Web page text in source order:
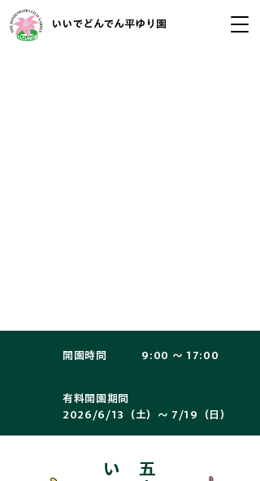
いいでどんでん平ゆり園
開園時間 9:00 ～ 17:00
有料開園期間
2026/6/13（土）～ 7/19（日）